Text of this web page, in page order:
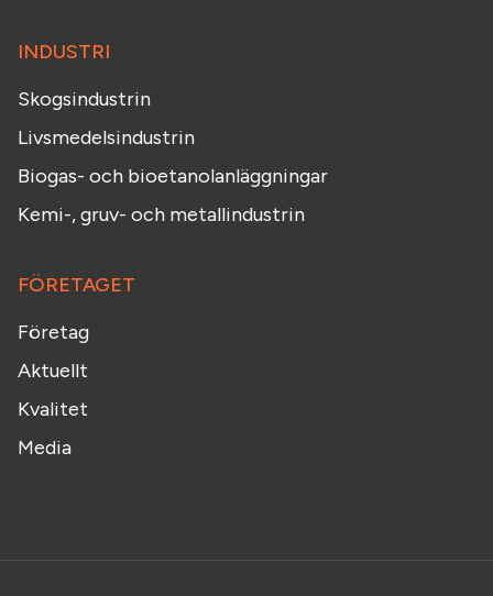
INDUSTRI
Skogsindustrin
Livsmedelsindustrin
Biogas- och bioetanolanläggningar
Kemi-, gruv- och metallindustrin
FÖRETAGET
Företag
Aktuellt
Kvalitet
Media